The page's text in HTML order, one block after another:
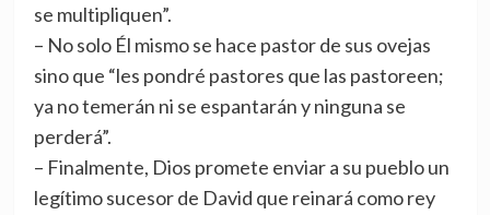
se multipliquen”.
– No solo Él mismo se hace pastor de sus ovejas
sino que “les pondré pastores que las pastoreen;
ya no temerán ni se espantarán y ninguna se
perderá”.
– Finalmente, Dios promete enviar a su pueblo un
legítimo sucesor de David que reinará como rey